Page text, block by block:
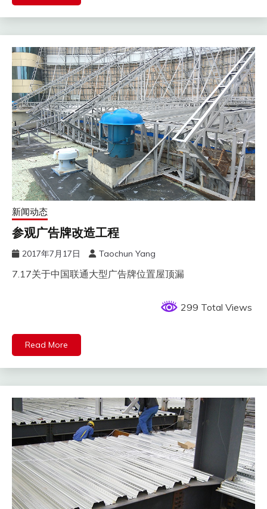
新闻动态
参观广告牌改造工程
2017年7月17日 Taochun Yang
7.17关于中国联通大型广告牌位置屋顶漏
299 Total Views
Read More